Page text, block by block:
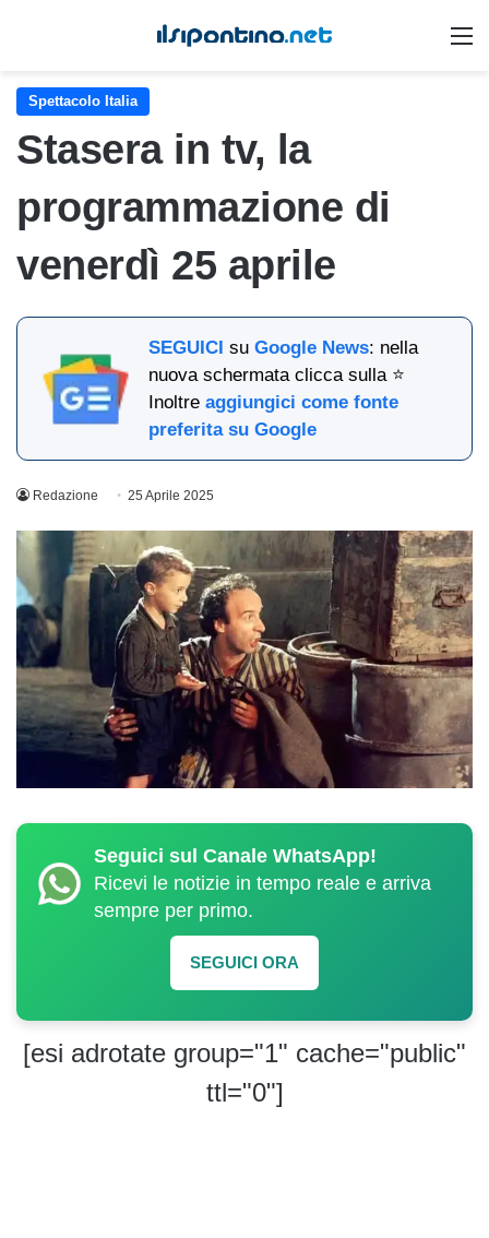
Spettacolo Italia
Stasera in tv, la
programmazione di
venerdì 25 aprile
SEGUICI suGoogle News: nella
nuova schermata clicca sulla ⭐
Inoltreaggiungici come fonte
preferita su Google
Redazione 25 Aprile 2025
Seguici sul Canale WhatsApp!
Ricevi le notizie in tempo reale e arriva
sempre per primo.
SEGUICI ORA
[esi adrotate group="1" cache="public"
ttl="0"]